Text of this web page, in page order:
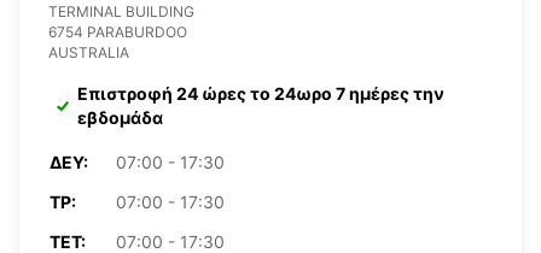
TERMINAL BUILDING
6754 PARABURDOO
AUSTRALIA
Επιστροφή 24 ώρες το 24ωρο 7 ημέρες την
εβδομάδα
ΔΕΥ:
07:00 - 17:30
ΤΡ:
07:00 - 17:30
ΤΕΤ:
07:00 - 17:30